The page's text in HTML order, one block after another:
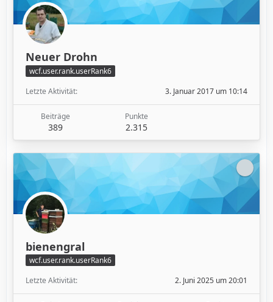
Neuer Drohn
wcf.user.rank.userRank6
Letzte Aktivität
3. Januar 2017 um 10:14
Beiträge
389
Punkte
2.315
bienengral
wcf.user.rank.userRank6
Letzte Aktivität
2. Juni 2025 um 20:01